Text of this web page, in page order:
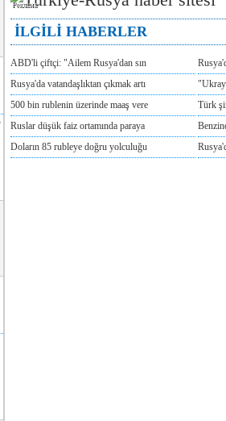
Реклама
İLGİLİ HABERLER
ABD'li çiftçi: "Ailem Rusya'dan sın
Rusya'da vatandaşlıktan çıkmak artı
500 bin rublenin üzerinde maaş vere
Türk
Ruslar düşük faiz ortamında paraya
Doların 85 rubleye doğru yolculuğu